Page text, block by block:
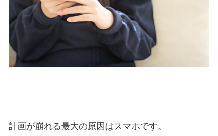
計画が崩れる最大の原因はスマホです。